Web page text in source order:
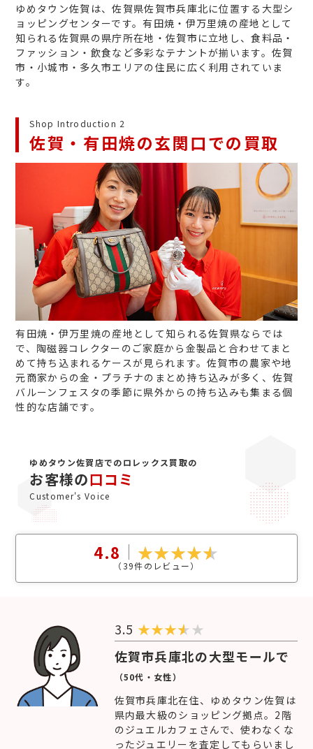
ゆめタウン佐賀は、佐賀県佐賀市兵庫北に位置する大型シ
ョッピングセンターです。有田焼・伊万里焼の産地として
知られる佐賀県の県庁所在地・佐賀市に立地し、食料品・
ファッション・飲食など多彩なテナントが揃います。佐賀
市・小城市・多久市エリアの住民に広く利用されていま
す。
Shop Introduction 2
佐賀・有田焼の玄関口での買取
有田焼・伊万里焼の産地として知られる佐賀県ならでは
で、陶磁器コレクターのご家庭から金製品と合わせてまと
めて持ち込まれるケースが見られます。佐賀市の農家や地
元商家からの金・プラチナのまとめ持ち込みが多く、佐賀
バルーンフェスタの季節に県外からの持ち込みも集まる個
性的な店舗です。
ゆめタウン佐賀店でのロレックス買取の
お客様の口コミ
Customer's Voice
4.8
（39件のレビュー）
3.5 ★★★
★
佐賀市兵庫北の大型モールで
（50代・女性）
佐賀市兵庫北在住、ゆめタウン佐賀は
県内最大級のショッピング拠点。2階
のジュエルカフェさんで、使わなくな
ったジュエリーを査定してもらいまし